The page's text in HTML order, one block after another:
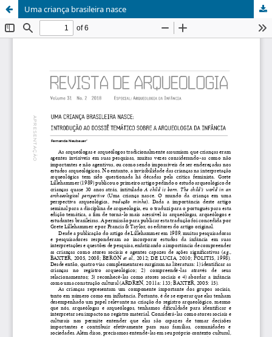
Uma criança brasileira nasce